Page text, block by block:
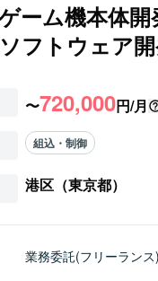
ーム機本体
フトウェア
〜720,000円/月
組込・制御
港区（東京都）
業務委託(フリーランス)